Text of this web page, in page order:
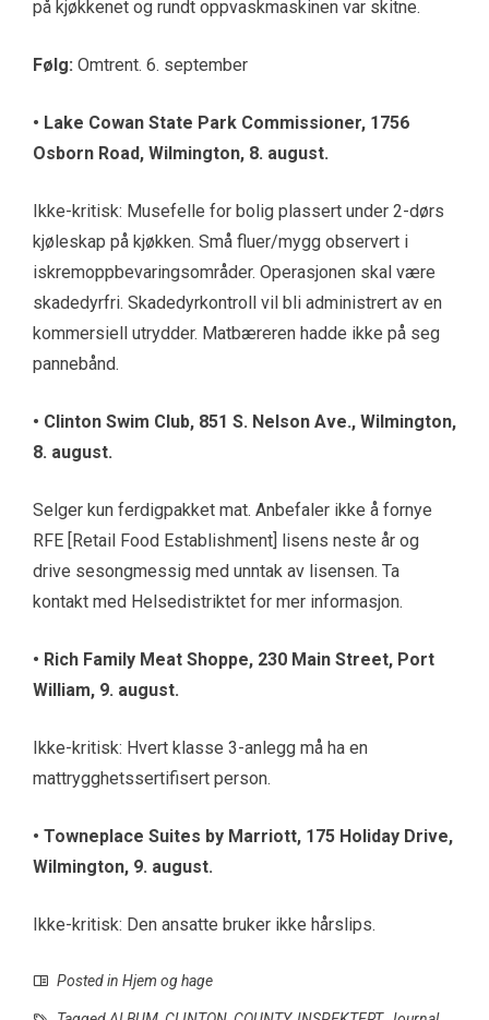
på kjøkkenet og rundt oppvaskmaskinen var skitne.
Følg: Omtrent. 6. september
• Lake Cowan State Park Commissioner, 1756
Osborn Road, Wilmington, 8. august.
Ikke-kritisk: Musefelle for bolig plassert under 2-dørs
kjøleskap på kjøkken. Små fluer/mygg observert i
iskremoppbevaringsområder. Operasjonen skal være
skadedyrfri. Skadedyrkontroll vil bli administrert av en
kommersiell utrydder. Matbæreren hadde ikke på seg
pannebånd.
• Clinton Swim Club, 851 S. Nelson Ave., Wilmington,
8. august.
Selger kun ferdigpakket mat. Anbefaler ikke å fornye
RFE [Retail Food Establishment] lisens neste år og
drive sesongmessig med unntak av lisensen. Ta
kontakt med Helsedistriktet for mer informasjon.
• Rich Family Meat Shoppe, 230 Main Street, Port
William, 9. august.
Ikke-kritisk: Hvert klasse 3-anlegg må ha en
mattrygghetssertifisert person.
• Towneplace Suites by Marriott, 175 Holiday Drive,
Wilmington, 9. august.
Ikke-kritisk: Den ansatte bruker ikke hårslips.
Posted in Hjem og hage